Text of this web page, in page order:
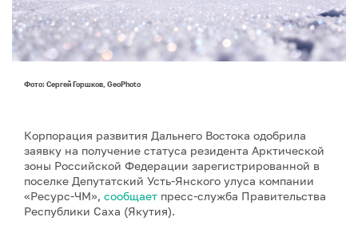
Фото: Сергей Горшков, GeoPhoto
Корпорация развития Дальнего Востока одобрила
заявку на получение статуса резидента Арктической
зоны Российской Федерации зарегистрированной в
поселке Депутатский Усть-Янского улуса компании
«Ресурс-ЧМ», сообщает пресс-служба Правительства
Республики Саха (Якутия).